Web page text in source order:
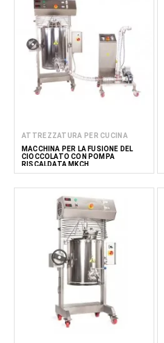
ATTREZZATURA PER CUCINA
MACCHINA PER LA FUSIONE DEL
CIOCCOLATO CON POMPA
RISCALDATA MKCH